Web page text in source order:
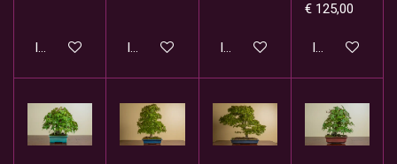
In winkelwagen In winkelwagen In winkelwagen
€ 125,00
In